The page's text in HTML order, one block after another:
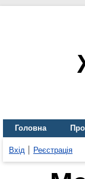
Головна
Вхід Реєстрація